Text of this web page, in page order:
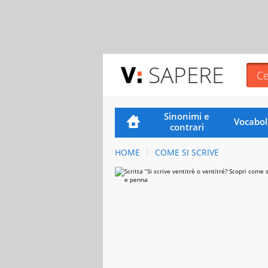
SAPERE
Sinonimi e
contrari
HOME COME SI SCRIVE